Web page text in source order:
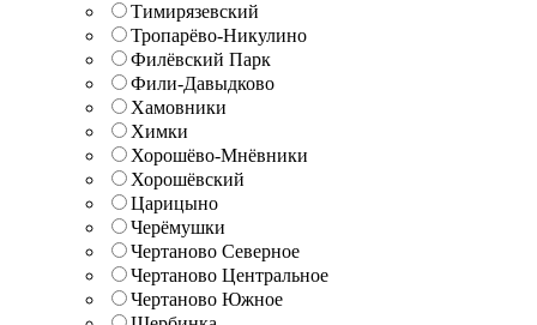
Тимирязевский
Тропарёво-Никулино
Филёвский Парк
Фили-Давыдково
Хамовники
Химки
Хорошёво-Мнёвники
Хорошёвский
Царицыно
Черёмушки
Чертаново Северное
Чертаново Центральное
Чертаново Южное